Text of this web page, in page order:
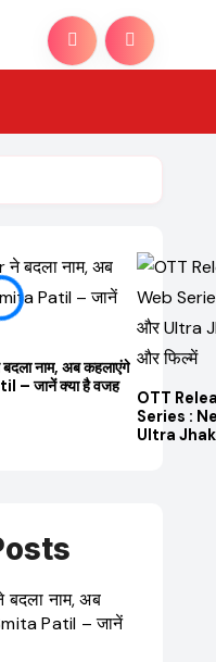
नाम, अब कहलाएंगे
जानें क्या है वजह
OTT
Series :
Ultra
नाम, अब
Patil – जानें